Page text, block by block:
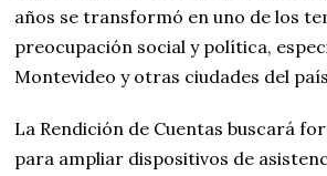
años se transformó en uno de los
preocupación social y política,
Montevideo y otras ciudades del
La Rendición de Cuentas buscará
para ampliar dispositivos de